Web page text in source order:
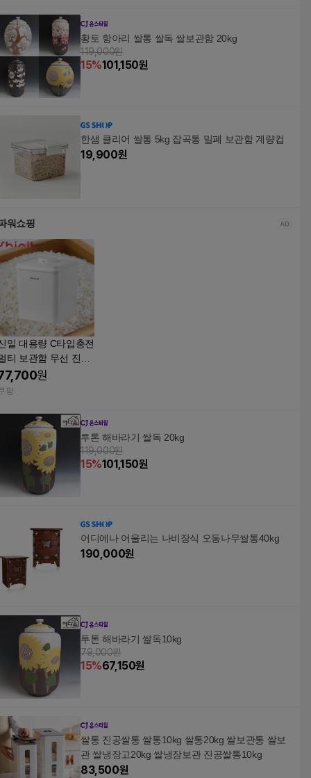
황토 항아리 쌀통 쌀독 쌀보관함 20kg
119,000원
15%101,150원
한샘 클리어 쌀통 5kg 잡곡통 밀폐 보관함 계량컵
19,900원
워쇼핑
일 대용량 C타입충전
티 보관함 무선 진공
13L SVM-D13LU원
팡
투톤 해바라기 쌀독 20kg
119,000원
15%101,150원
어디에나 어울리는 나비장식 오동나무쌀통40kg
190,000원
투톤 해바라기 쌀독10kg
79,000원
15%67,150원
쌀통 진공쌀통 쌀통10kg 쌀통20kg 쌀보관통 쌀보
관 쌀냉장고20kg 쌀냉장보관 진공쌀통10kg
83,500원